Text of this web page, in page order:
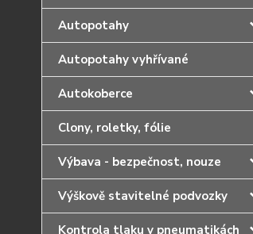
Autopotahy
Autopotahy vyhřívané
Autokoberce
Clony, roletky, fólie
Výbava - bezpečnost, nouze
Výškově stavitelné podvozky
Kontrola tlaku v pneumatikách